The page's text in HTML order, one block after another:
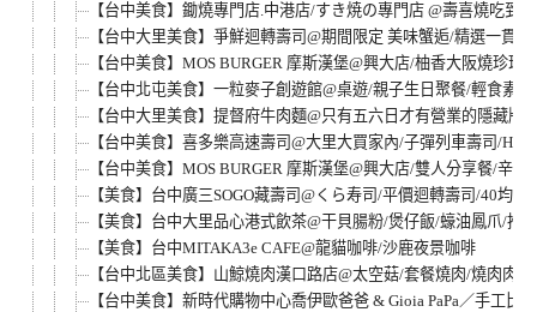
【台中美食】鋤燒專門店.中港店/すき焼の專門店 @壽喜燒吃到
【台中大里美食】爭鮮迴轉壽司@期間限定 美味蟹逅/精選一貫/
【台中美食】MOS BURGER 摩斯漢堡@興大店/柚香大阪燒珍
【台中北屯美食】一粒麥子創遊館@桌遊/親子生日聚餐/輕食素
【台中大里美食】提督府牛肉麵@只有五六日才有營業的隱藏
【台中美食】喜多樂高速壽司@大里大買家內/子彈列車壽司/
【台中美食】MOS BURGER 摩斯漢堡@興大店/雙人分享餐/辛
【美食】台中廣三SOGO藏壽司@くら寿司/平價迴轉壽司/40均
【美食】台中大里品心港式飲茶@干貝腸粉/煲仔飯/蠔油鳳爪/推
【美食】台中MITAKA3e CAFE@龍貓咖啡/沙鹿夜景咖啡
【台中北區美食】山鯨燒肉漢口路店@太空菇/套餐燒肉/燒肉肉
【台中美食】新時代購物中心喬伊歐爸爸 & Gioia PaPa／手工比